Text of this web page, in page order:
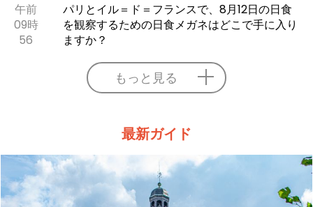
午前
09時
56
パリとイル＝ド＝フランスで、8月12日の日食
を観察するための日食メガネはどこで手に入り
ますか？
もっと見る
最新ガイド